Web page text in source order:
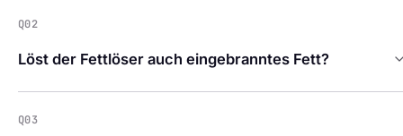
Q02
Löst der Fettlöser auch eingebranntes Fett?
Q03